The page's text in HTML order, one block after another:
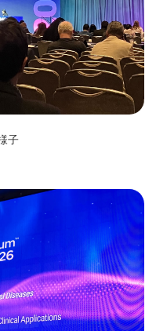
子